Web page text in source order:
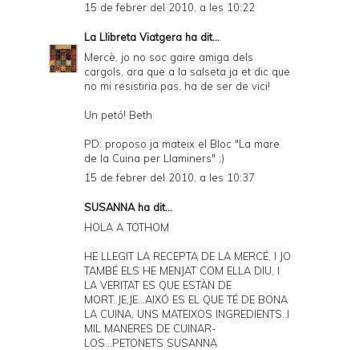
15 de febrer del 2010, a les 10:22
La Llibreta Viatgera ha dit...
Mercè, jo no soc gaire amiga dels
cargols, ara que a la salseta ja et dic que
no mi resistiria pas, ha de ser de vici!
Un petó! Beth
PD: proposo ja mateix el Bloc "La mare
de la Cuina per Llaminers" ;)
15 de febrer del 2010, a les 10:37
SUSANNAha dit...
HOLA A TOTHOM
HE LLEGIT LA RECEPTA DE LA MERCÉ, I JO
TAMBÉ ELS HE MENJAT COM ELLA DIU, I
LA VERITAT ES QUE ESTÀN DE
MORT..JE,JE...AIXÓ ES EL QUE TÉ DE BONA
LA CUINA, UNS MATEIXOS INGREDIENTS..I
MIL MANERES DE CUINAR-
LOS...PETONETS SUSANNA